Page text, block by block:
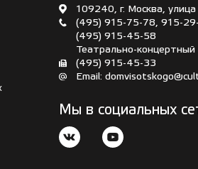
109240, г. Москва,
(495) 915-75-78, 915-
(495) 915-45-58
Театрально-концертный
(495) 915-45-33
Email:
Мы в социальных